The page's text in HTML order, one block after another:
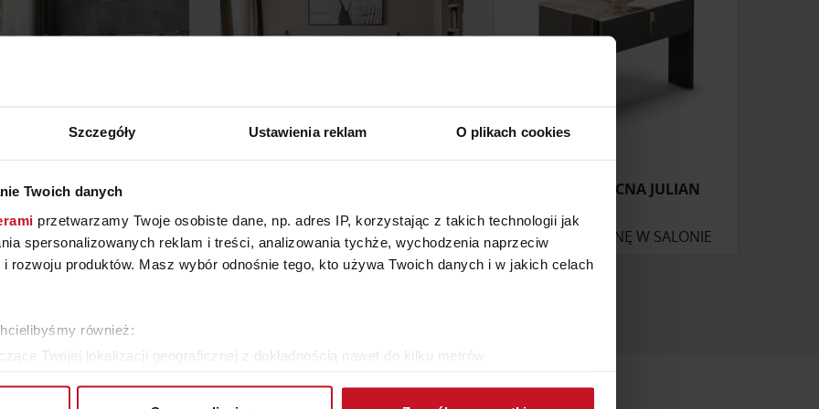
Szczegóły Ustawienia reklam O plikach cookies
Twoich danych
przetwarzamy Twoje osobiste dane, np. adres IP, korzystając z takich technologii jak
spersonalizowanych reklam i treści, analizowania tychże, wychodzenia naprzeciw
rozwoju produktów. Masz wybór odnośnie tego, kto używa Twoich danych i w jakich celach
również:
Twojej lokalizacji geograficznej z dokładnością nawet do kilku metrów
TAPICEROWANE
CHARLOTTE
O CENĘ W SALONIE
ZAPYTAJ O CENĘ W SALONIE
SZAFKA NOCNA JULIAN
ZAPYTAJ O CENĘ W SALONIE